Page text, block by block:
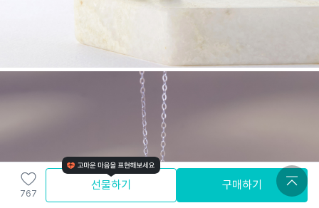
767
선물하기 구매하기